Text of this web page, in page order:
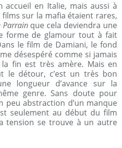
en Italie, mais aussi à
films sur la mafia étaient rares,
Parrain que cela deviendra une
forme de glamour tout à fait
le film de Damiani, le fond
désespéré comme si jamais
fin est très amère. Mais en
le détour, c’est un très bon
longueur d’avance sur la
genre. Sans doute pour
peu abstraction d’un manque
seulement au début du film
tension se trouve à un autre